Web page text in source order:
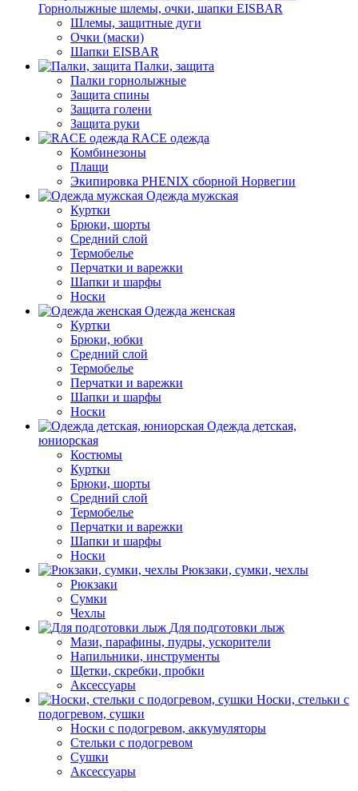
Горнолыжные шлемы, очки, шапки EISBAR
Шлемы, защитные дуги
Очки (маски)
Шапки EISBAR
Палки, защита
Палки горнолыжные
Защита спины
Защита голени
Защита руки
RACE одежда
Комбинезоны
Плащи
Экипировка PHENIX сборной Норвегии
Одежда мужская
Куртки
Брюки, шорты
Средний слой
Термобелье
Перчатки и варежки
Шапки и шарфы
Носки
Одежда женская
Куртки
Брюки, юбки
Средний слой
Термобелье
Перчатки и варежки
Шапки и шарфы
Носки
Одежда детская,
юниорская
Костюмы
Куртки
Брюки, шорты
Средний слой
Термобелье
Перчатки и варежки
Шапки и шарфы
Носки
Рюкзаки, сумки, чехлы
Рюкзаки
Сумки
Чехлы
Для подготовки лыж
Мази, парафины, пудры, ускорители
Напильники, инструменты
Щетки, скребки, пробки
Аксессуары
Носки, стельки с
подогревом, сушки
Носки с подогревом, аккумуляторы
Стельки с подогревом
Сушки
Аксессуары